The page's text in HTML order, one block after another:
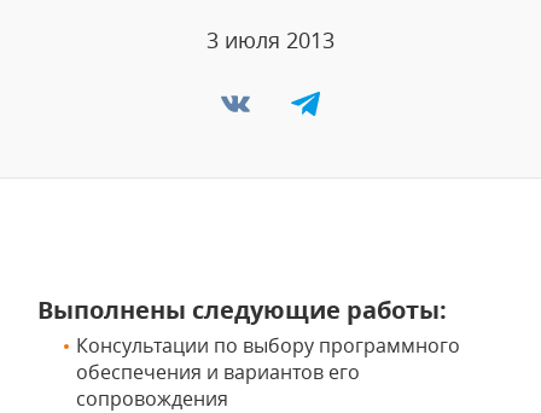
3 июля 2013
Выполнены следующие работы:
Консультации по выбору программного
обеспечения и вариантов его
сопровождения